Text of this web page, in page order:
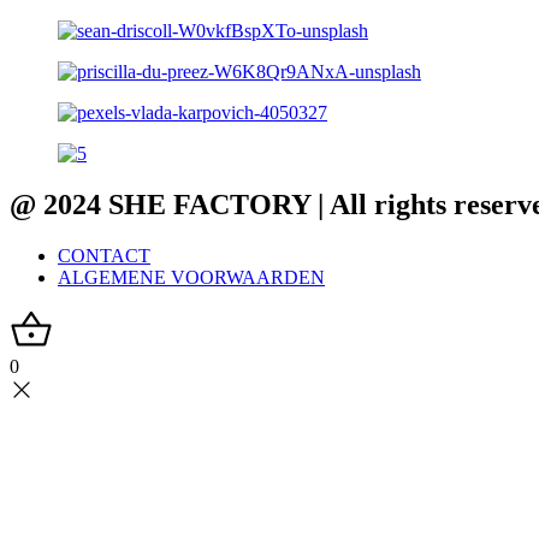
@ 2024 SHE FACTORY | All rights
CONTACT
ALGEMENE VOORWAARDEN
0